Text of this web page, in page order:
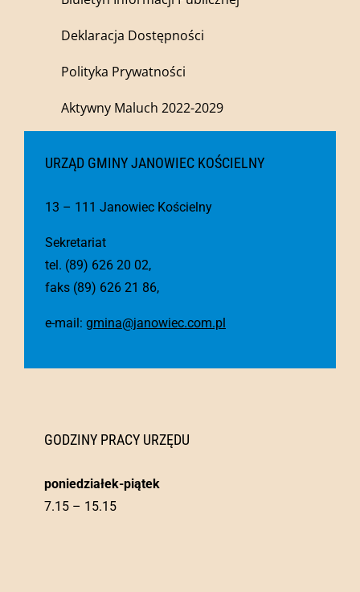
Deklaracja Dostępności
Polityka Prywatności
Aktywny Maluch 2022-2029
URZĄD GMINY JANOWIEC KOŚCIELNY
13 – 111 Janowiec Kościelny
Sekretariat
tel. (89) 626 20 02,
faks (89) 626 21 86,
e-mail: gmina@janowiec.com.pl
GODZINY PRACY URZĘDU
poniedziałek-piątek
7.15 – 15.15